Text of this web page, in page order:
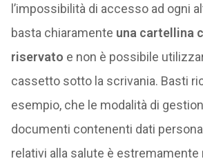
l’impossibilità di accesso ad ogni
basta chiaramente una cartellina
riservato e non è possibile
cassetto sotto la scrivania. Basti
esempio, che le modalità di
documenti contenenti dati
relativi alla salute è estremamente